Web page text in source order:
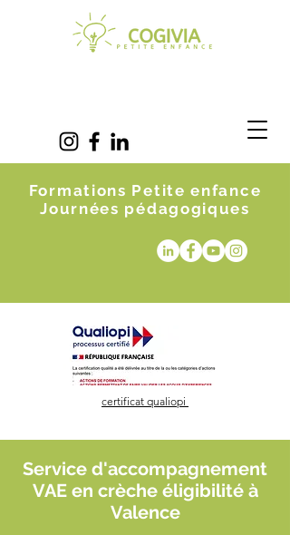
Formations Petite enfance
Journées pédagogiques
certificat qualiopi
Service d'accompagnement
VAE en crèche éligibilité à
Valence